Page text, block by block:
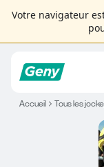
Votre navigateur
Accueil Tous les